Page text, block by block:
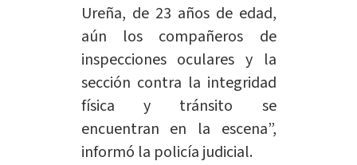
Ureña, de 23 años de edad,
aún los compañeros de
inspecciones oculares y la
sección contra la integridad
física y tránsito se
encuentran en la escena”,
informó la policía judicial.